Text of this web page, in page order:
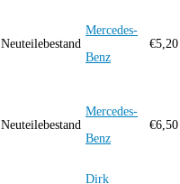
Neuteilebestand
Mercedes-
Benz
€5,20
Neuteilebestand
Mercedes-
Benz
€6,50
Dirk